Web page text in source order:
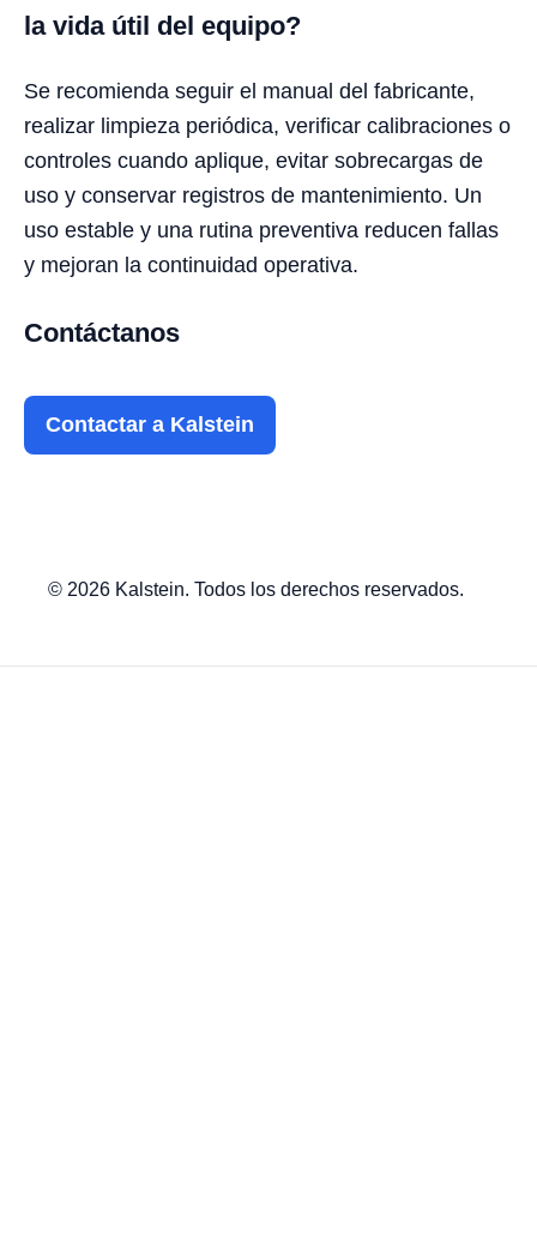
la vida útil del equipo?
Se recomienda seguir el manual del fabricante,
realizar limpieza periódica, verificar calibraciones o
controles cuando aplique, evitar sobrecargas de
uso y conservar registros de mantenimiento. Un
uso estable y una rutina preventiva reducen fallas
y mejoran la continuidad operativa.
Contáctanos
Contactar a Kalstein
© 2026 Kalstein. Todos los derechos reservados.